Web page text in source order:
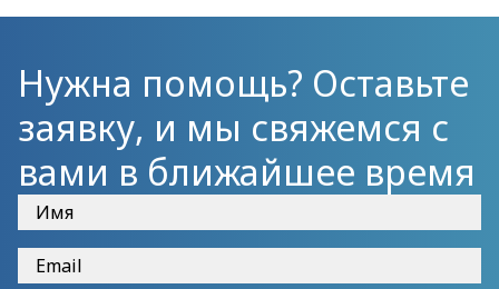
Нужна помощь? Оставьте
заявку, и мы свяжемся с
вами в ближайшее время